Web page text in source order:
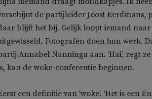
de partijleider Joost Eerdmans,
blijft het bij. Gelijk loopt iemand naar
Fotografen doen hun werk.
Annabel Nanninga aan. ‘Hai’, zegt
kan de woke-conferentie beginnen.
een definitie van ‘woke’. ‘Het is een